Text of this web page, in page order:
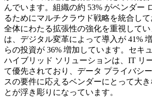
んでいます。組織の約 53% がベンダー
るためにマルチクラウド戦略を統合し
全体にわたる拡張性の強化を重視して
は、デジタル変革によって導入が 41%
らの投資が 36% 増加しています。セキ
ハイブリッド ソリューションは、IT リ
て優先されており、データ プライバシ
スの要件に応えるベンダーにとって大
とが浮き彫りになっています。